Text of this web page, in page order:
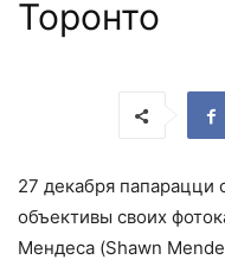
Торонто
27 декабря папарацци
объективы своих
Мендеса (Shawn